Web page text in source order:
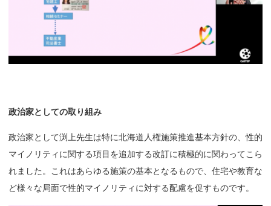
政治家としての取り組み
政治家として渕上先生は特に北海道人権施策推進基本方針の、性的
マイノリティに関する項目を追加する改訂に積極的に関わってこら
れました。これはあらゆる施策の基本となるもので、住宅や教育な
ど様々な局面で性的マイノリティに対する配慮を促すものです。